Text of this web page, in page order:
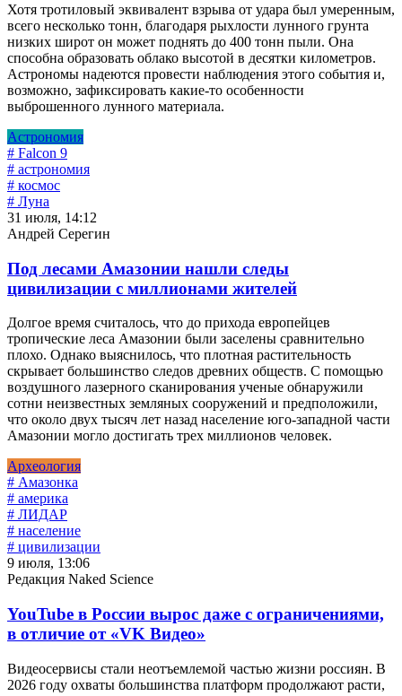
Хотя тротиловый эквивалент взрыва от удара был умеренным,
всего несколько тонн, благодаря рыхлости лунного грунта
низких широт он может поднять до 400 тонн пыли. Она
способна образовать облако высотой в десятки километров.
Астрономы надеются провести наблюдения этого события и,
возможно, зафиксировать какие-то особенности
выброшенного лунного материала.
Астрономия
# Falcon 9
# астрономия
# космос
# Луна
31 июля, 14:12
Андрей Серегин
Под лесами Амазонии нашли следы
цивилизации с миллионами жителей
Долгое время считалось, что до прихода европейцев
тропические леса Амазонии были заселены сравнительно
плохо. Однако выяснилось, что плотная растительность
скрывает большинство следов древних обществ. С помощью
воздушного лазерного сканирования ученые обнаружили
сотни неизвестных земляных сооружений и предположили,
что около двух тысяч лет назад население юго-западной части
Амазонии могло достигать трех миллионов человек.
Археология
# Амазонка
# америка
# ЛИДАР
# население
# цивилизации
9 июля, 13:06
Редакция Naked Science
YouTube в России вырос даже с ограничениями,
в отличие от «VK Видео»
Видеосервисы стали неотъемлемой частью жизни россиян. В
2026 году охваты большинства платформ продолжают расти,